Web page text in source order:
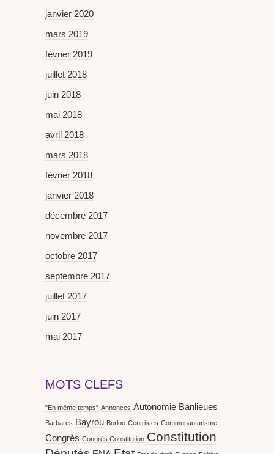
janvier 2020
mars 2019
février 2019
juillet 2018
juin 2018
mai 2018
avril 2018
mars 2018
février 2018
janvier 2018
décembre 2017
novembre 2017
octobre 2017
septembre 2017
juillet 2017
juin 2017
mai 2017
MOTS CLEFS
"En même temps" Annonces Autonomie Banlieues
Barbares Bayrou Borloo Centristes Communautarisme
Congrès Congrès Constitution Constitution